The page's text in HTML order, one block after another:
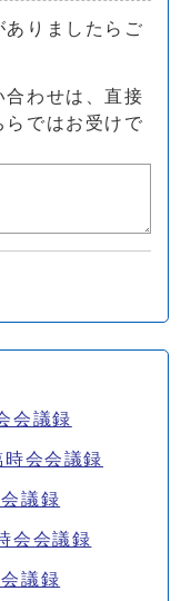
ありましたらご
合わせは、直接
ではお受けで
会議録
会会議録
議録
会会議録
議録